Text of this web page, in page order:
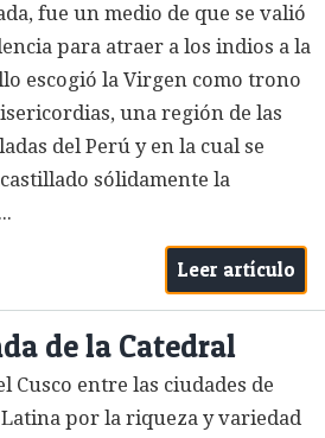
fue un medio de que se valió
para atraer a los indios a la
escogió la Virgen como trono
una región de las
del Perú y en la cual se
sólidamente la
Leer artículo
de la Catedral
Cusco entre las ciudades de
por la riqueza y variedad